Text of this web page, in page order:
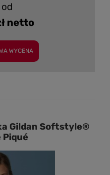
netto
WYCENA
Gildan Softstyle®
Piqué